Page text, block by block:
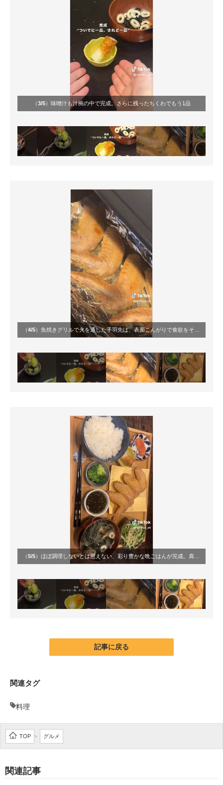
（3/5）味噌汁も汁椀の中で完成。さらに残ったちくわでもう1品
（4/5）魚焼きグリルで火を通した手羽先は、表面こんがりで食欲をそそる仕上がり。時短でもメインはしっかり満足感のある一皿に
（5/5）ほぼ調理しないとは思えない、彩り豊かな晩ごはんが完成。肩の力を抜きながらも、きちんとおいしそうな食卓が広がる
記事に戻る
関連タグ
料理
TOP > グルメ
関連記事